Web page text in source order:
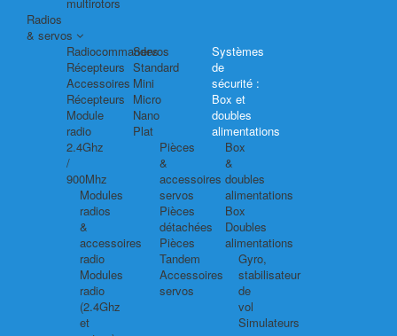
Radios
& servos
Radiocommandes
Récepteurs
Accessoires
Récepteurs
Module
radio
2.4Ghz
/
900Mhz
Modules
radios
&
accessoires
radio
Modules
radio
(2.4Ghz
et
Servos
Standard
Mini
Micro
Nano
Plat
Pièces
&
accessoires
servos
Pièces
détachées
Pièces
Tandem
Accessoires
servos
Systèmes
de
sécurité :
Box et
doubles
alimentations
Box
&
doubles
alimentations
Box
Doubles
alimentations
Gyro,
stabilisateur
de
vol
Simulateurs